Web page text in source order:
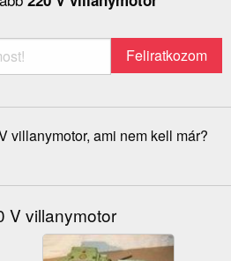
villanymotor, ami nem kell már?
V villanymotor